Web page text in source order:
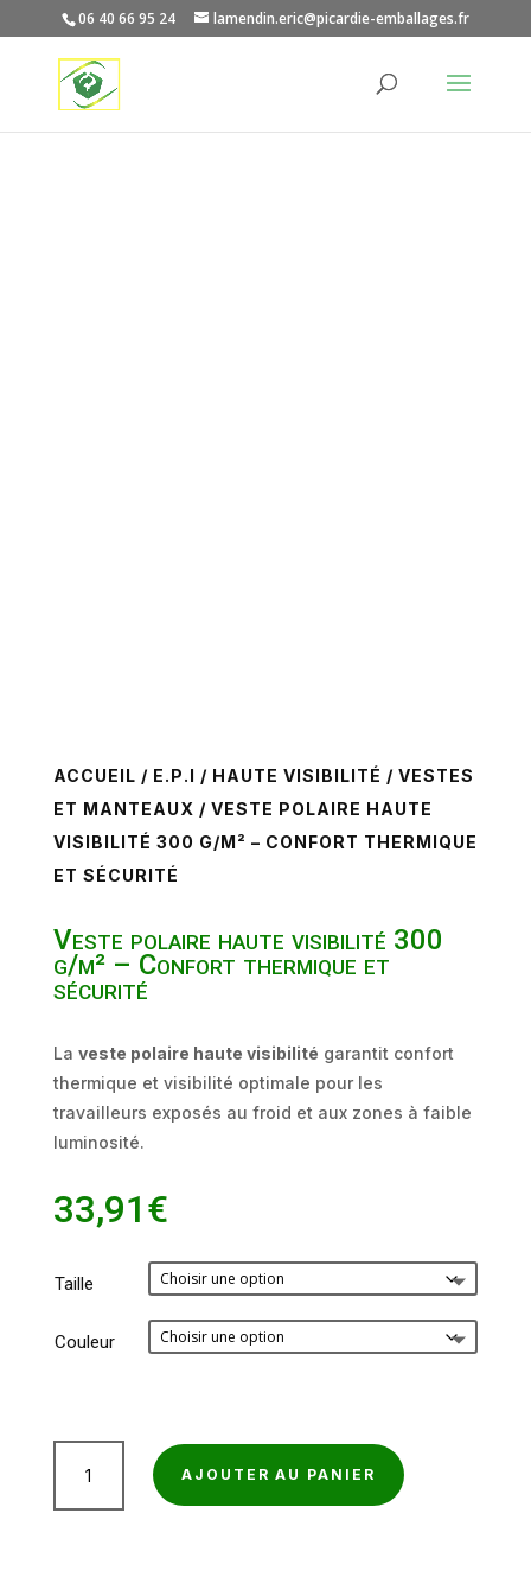
06 40 66 95 24 lamendin.eric@picardie-emballages.fr
ACCUEIL / E.P.I / HAUTE VISIBILITÉ / VESTES
ET MANTEAUX / VESTE POLAIRE HAUTE
VISIBILITÉ 300 G/M² – CONFORT THERMIQUE
ET SÉCURITÉ
Veste polaire haute visibilité 300
g/m² – Confort thermique et
sécurité
La veste polaire haute visibilité garantit confort
thermique et visibilité optimale pour les
travailleurs exposés au froid et aux zones à faible
luminosité.
33,91€
Taille
Couleur
AJOUTER AU PANIER